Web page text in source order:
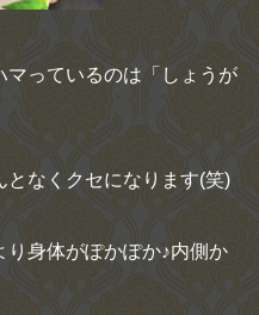
っているのは「しょうが
なくクセになります(笑)
り身体がぽかぽか♪内側か